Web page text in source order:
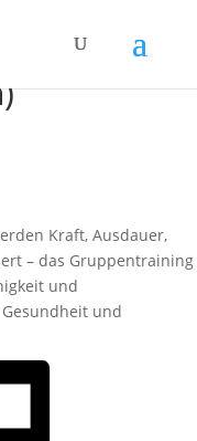
Kraft, Ausdauer,
– das Gruppentraining
und
und